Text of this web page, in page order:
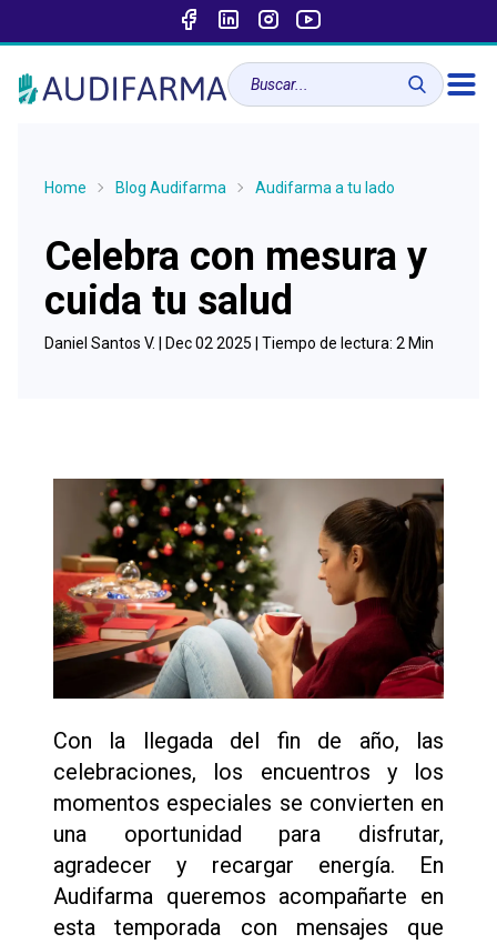
Home Blog Audifarma Audifarma a tu lado
Celebra con mesura y
cuida tu salud
Daniel Santos V. | Dec 02 2025 | Tiempo de lectura: 2 Min
Con la llegada del fin de año, las
celebraciones, los encuentros y los
momentos especiales se convierten en
una oportunidad para disfrutar,
agradecer y recargar energía. En
Audifarma queremos acompañarte en
esta temporada con mensajes que